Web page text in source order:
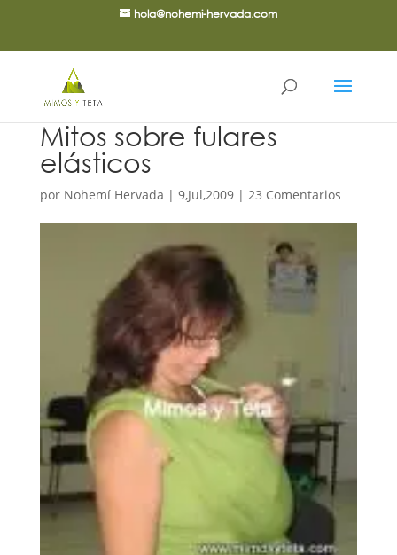
hola@nohemi-hervada.com
Mitos sobre fulares
elásticos
por Nohemí Hervada | 9,Jul,2009| 23 Comentarios